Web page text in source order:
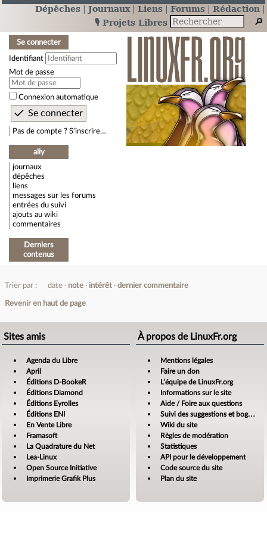
Dépêches Journaux Liens Forums
Rédaction
🎙️ Projets Libres
Se connecter
Identifiant
Mot de passe
Connexion automatique
Pas de compte ? S’inscrire…
aliy
journaux
dépêches
liens
messages sur les forums
entrées du suivi
ajouts au wiki
commentaires
Derniers
contenus
Trier par : date note intérêt dernier commentaire
Revenir en haut de page
Sites amis
Agenda du Libre
April
Éditions D-BookeR
Éditions Diamond
Éditions Eyrolles
Éditions ENI
En Vente Libre
Framasoft
La Quadrature du Net
Lea-Linux
Open Source Initiative
Imprimerie Grafik Plus
À propos de LinuxFr.org
Mentions légales
Faire un don
L’équipe de LinuxFr.org
Informations sur le site
Aide / Foire aux questions
Suivi des suggestions et bogues
Wiki du site
Règles de modération
Statistiques
API pour le développement
Code source du site
Plan du site